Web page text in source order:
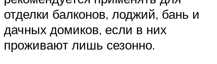
отделки балконов, лоджий, бань и
дачных домиков, если в них
проживают лишь сезонно.